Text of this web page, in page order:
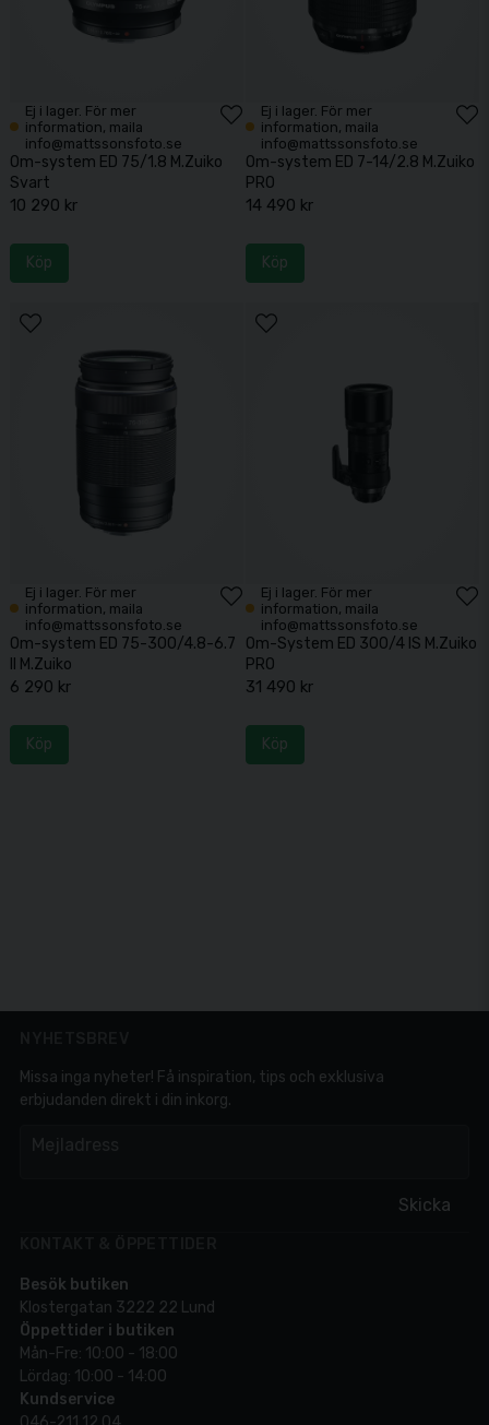
Ej i lager. För mer
information, maila
info@mattssonsfoto.se
Om-system ED 75/1.8 M.Zuiko
Svart
10 290 kr
Köp
Ej i lager. För mer
information, maila
info@mattssonsfoto.se
Om-system ED 7-14/2.8 M.Zuiko
PRO
14 490 kr
Köp
Ej i lager. För mer
information, maila
info@mattssonsfoto.se
Om-system ED 75-300/4.8-6.7
II M.Zuiko
6 290 kr
Köp
Ej i lager. För mer
information, maila
info@mattssonsfoto.se
Om-System ED 300/4 IS M.Zuiko
PRO
31 490 kr
Köp
Skicka
Missa inga nyheter! Få inspiration, tips och exklusiva
erbjudanden direkt i din inkorg.
Besök butiken
Klostergatan 3222 22 Lund
Öppettider i butiken
Mån-Fre: 10:00 - 18:00
Lördag: 10:00 - 14:00
Kundservice